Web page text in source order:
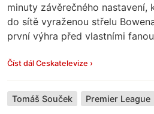
minuty závěrečného nastavení,
do sítě vyraženou střelu
první výhra před vlastními
Číst dál Ceskatelevize ›
Tomáš Souček Premier League